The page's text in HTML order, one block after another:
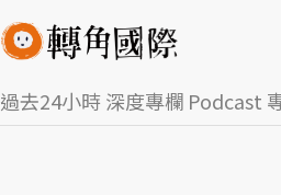
過去24小時深度專欄 Podcast